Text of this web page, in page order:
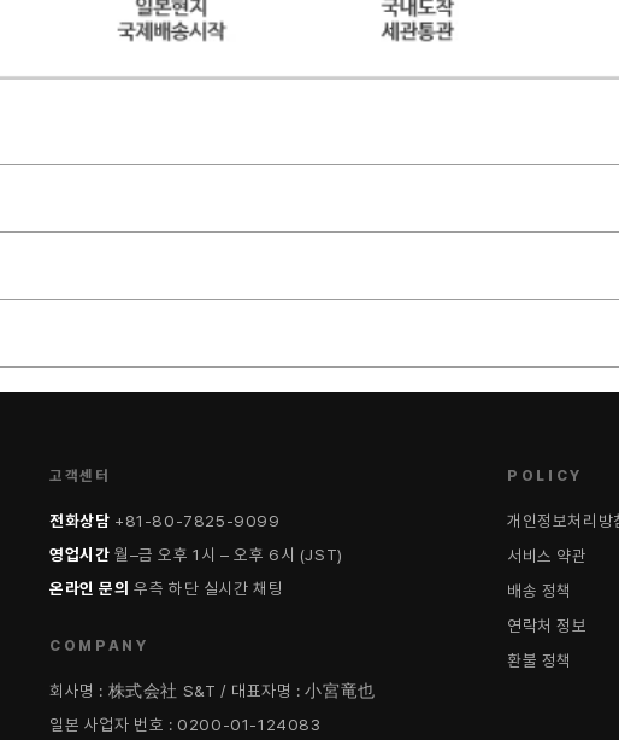
고객센터
전화상담 +81-80-7825-9099
영업시간 월–금 오후 1시 – 오후 6시 (JST)
온라인 문의 우측 하단 실시간 채팅
COMPANY
회사명 : 株式会社 S&T / 대표자명 : 小宮竜也
일본 사업자 번호 : 0200-01-124083
POLICY
개인정보처리방
서비스 약관
배송 정책
연락처 정보
환불 정책